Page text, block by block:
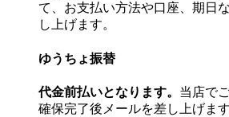
て、お支払い方法や口座、期日
し上げます。
ゆうちょ振替
代金前払いとなります。 当店で
確保完了後メールを差し上げま